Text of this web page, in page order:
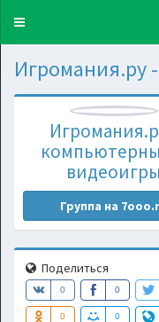
Toggle
Игромания.ру
видеоигры
Группа на
Поделиться
0 0
0 0